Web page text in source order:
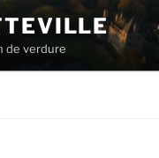
de verdure